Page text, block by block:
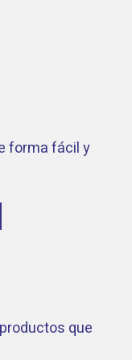
forma fácil y
que